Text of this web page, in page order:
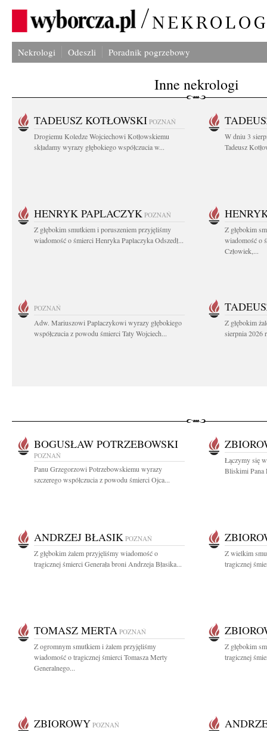
Nekrologi Odeszli Poradnik pogrzebowy
Inne nekrologi
TADEUSZ KOTŁOWSKI POZNAŃ
Drogiemu Koledze Wojciechowi Kotłowskiemu
składamy wyrazy głębokiego współczucia w...
W dniu 3
Tadeusz
HENRYK PAPLACZYK POZNAŃ
Z głębokim smutkiem i poruszeniem przyjęliśmy
wiadomość o śmierci Henryka Paplaczyka Odszedł...
Z głębokim
wiadomość o
Człowiek,...
POZNAŃ
Adw. Mariuszowi Paplaczykowi wyrazy głębokiego
współczucia z powodu śmierci Taty Wojciech...
Z głębokim
sierpnia 2026
BOGUSŁAW POTRZEBOWSKI
POZNAŃ
Panu Grzegorzowi Potrzebowskiemu wyrazy
szczerego współczucia z powodu śmierci Ojca...
Łączymy się
Bliskimi Pana
ANDRZEJ BŁASIK POZNAŃ
Z głębokim żalem przyjęliśmy wiadomość o
tragicznej śmierci Generała broni Andrzeja Błasika...
Z wielkim
tragicznej
TOMASZ MERTA POZNAŃ
Z ogromnym smutkiem i żalem przyjęliśmy
wiadomość o tragicznej śmierci Tomasza Merty
Generalnego...
Z głębokim
tragicznej
ZBIOROWY POZNAŃ